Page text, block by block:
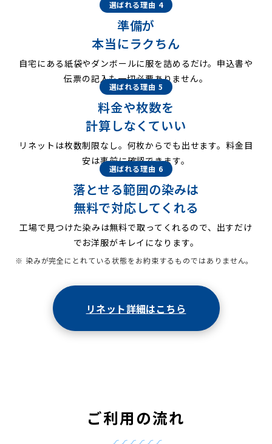
選ばれる理由 4
準備が
本当にラクちん
自宅にある紙袋やダンボールに服を詰めるだけ。申込書や
伝票の記入も一切必要ありません。
選ばれる理由 5
料金や枚数を
計算しなくていい
リネットは枚数制限なし。何枚からでも出せます。料金目
安は事前に確認できます。
選ばれる理由 6
落とせる範囲の染みは
無料で対応してくれる
工場で見つけた染みは無料で取ってくれるので、出すだけ
でお洋服がキレイになります。
※ 染みが完全にとれている状態をお約束するものではありません。
リネット詳細はこちら
ご利用の流れ